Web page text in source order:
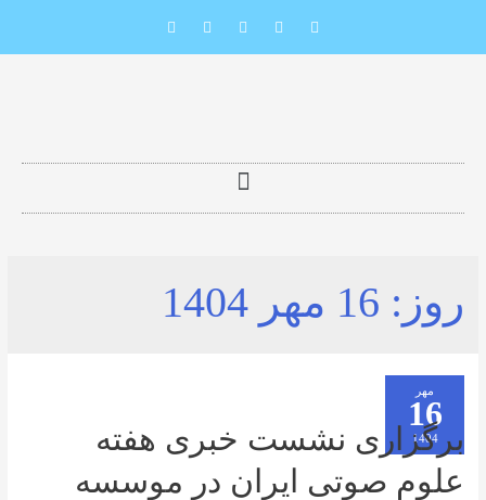
16 مهر 1404
نشست خبری هفته
صوتی ایران در موسسه